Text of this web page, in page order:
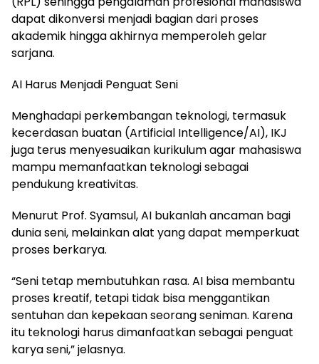
dapat dikonversi menjadi bagian dari proses
akademik hingga akhirnya memperoleh gelar
sarjana.
AI Harus Menjadi Penguat Seni
Menghadapi perkembangan teknologi, termasuk
kecerdasan buatan (Artificial Intelligence/AI), IKJ
juga terus menyesuaikan kurikulum agar mahasiswa
mampu memanfaatkan teknologi sebagai
pendukung kreativitas.
Menurut Prof. Syamsul, AI bukanlah ancaman bagi
dunia seni, melainkan alat yang dapat memperkuat
proses berkarya.
“Seni tetap membutuhkan rasa. AI bisa membantu
proses kreatif, tetapi tidak bisa menggantikan
sentuhan dan kepekaan seorang seniman. Karena
itu teknologi harus dimanfaatkan sebagai penguat
karya seni,” jelasnya.